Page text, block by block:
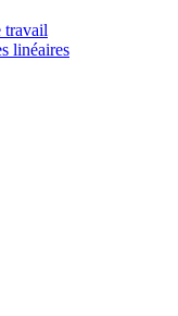
travail
linéaires